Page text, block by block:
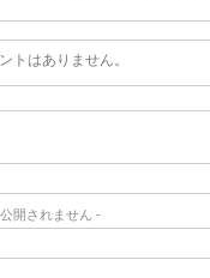
トはありません。
開されません -